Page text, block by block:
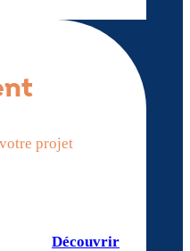
projet
Découvrir